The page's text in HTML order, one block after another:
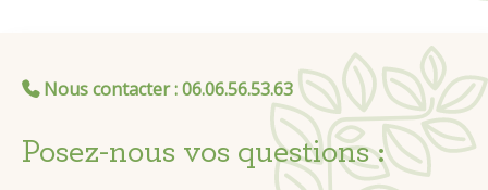
Nous contacter: 06.06.56.53.63
Posez-nous vos questions :